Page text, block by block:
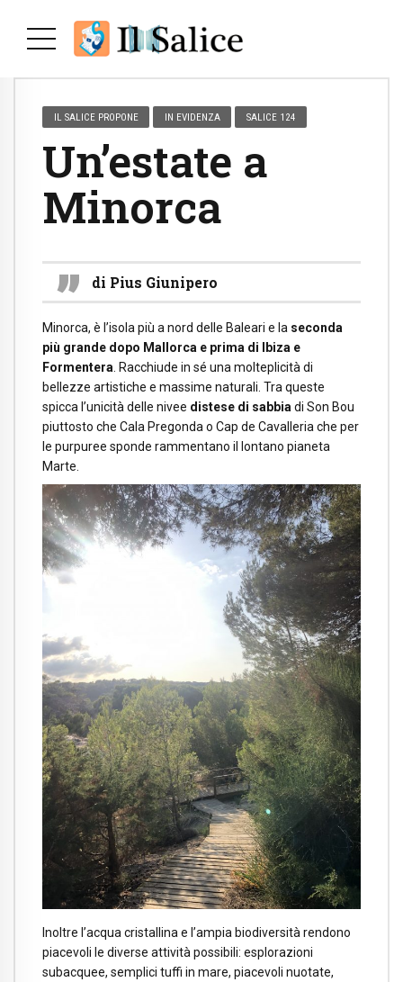
IL SALICE PROPONE IN EVIDENZA SALICE 124
Un’estate a
Minorca
di Pius Giunipero
Minorca, è l’isola più a nord delle Baleari e la seconda
più grande dopo Mallorca e prima di Ibiza e
Formentera. Racchiude in sé una molteplicità di
bellezze artistiche e massime naturali. Tra queste
spicca l’unicità delle nivee distese di sabbiadi Son Bou
piuttosto che Cala Pregonda o Cap de Cavalleria che per
le purpuree sponde rammentano il lontano pianeta
Marte.
Inoltre l’acqua cristallina e l’ampia biodiversità rendono
piacevoli le diverse attività possibili: esplorazioni
subacquee, semplici tuffi in mare, piacevoli nuotate,